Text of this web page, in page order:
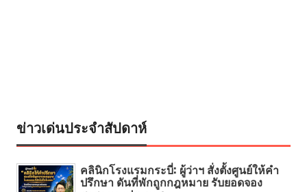
ข่าวเด่นประจำสัปดาห์
คลินิกโรงแรมกระบี่: ผู้ว่าฯ สั่งตั้งศูนย์ให้คำ
ปรึกษา ดันที่พักถูกกฎหมาย รับยอดจอง